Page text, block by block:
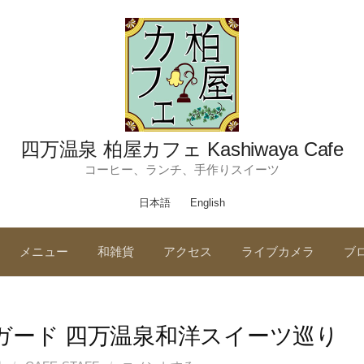
四万温泉 柏屋カフェ Kashiwaya Cafe
コーヒー、ランチ、手作りスイーツ
日本語 English
メニュー 和雑貨 アクセス ライブカメラ ブ
ード 四万温泉和洋スイーツ巡り